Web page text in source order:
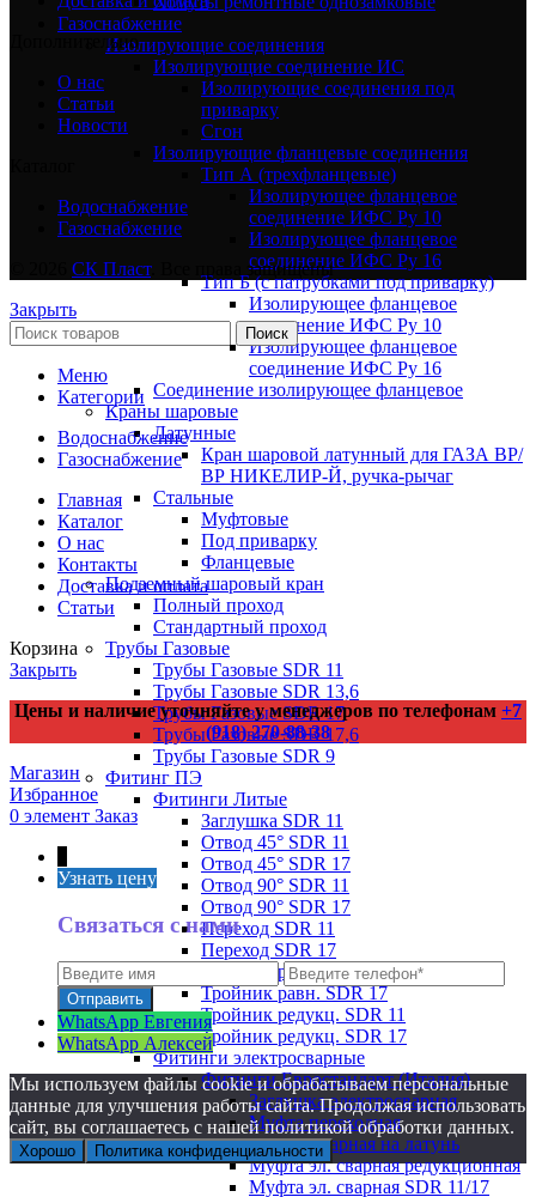
Газоснабжение
Изолирующие соединения
Изолирующие соединение ИС
Изолирующие соединения под
приварку
Сгон
Изолирующие фланцевые соединения
Тип А (трехфланцевые)
Изолирующее фланцевое
соединение ИФС Ру 10
Изолирующее фланцевое
соединение ИФС Ру 16
Тип Б (с патрубками под приварку)
Изолирующее фланцевое
соединение ИФС Ру 10
Изолирующее фланцевое
соединение ИФС Ру 16
Соединение изолирующее фланцевое
Краны шаровые
Латунные
Кран шаровой латунный для ГАЗА ВР/
ВР НИКЕЛИР-Й, ручка-рычаг
Стальные
Муфтовые
Под приварку
Фланцевые
Подземный шаровый кран
Полный проход
Стандартный проход
Трубы Газовые
Трубы Газовые SDR 11
Трубы Газовые SDR 13,6
Трубы Газовые SDR 17
Трубы Газовые SDR 17,6
Трубы Газовые SDR 9
Фитинг ПЭ
Фитинги Литые
Заглушка SDR 11
Отвод 45° SDR 11
Отвод 45° SDR 17
Отвод 90° SDR 11
Отвод 90° SDR 17
Переход SDR 11
Переход SDR 17
Тройник равн. SDR 11
Тройник равн. SDR 17
Тройник редукц. SDR 11
Тройник редукц. SDR 17
Фитинги электросварные
Фитинги Евростандарт (Италия)
Заглушка электросварная
Муфта переходная
электросварная на латунь
Муфта эл. cварная редукционная
Муфта эл. сварная SDR 11/17
Дополнительно
О нас
Статьи
Новости
Водоснабжение
Газоснабжение
СК Пласт. Все права защищены
Закрыть
Поиск
Меню
Категории
Водоснабжение
Газоснабжение
Главная
Каталог
О нас
Контакты
Доставка и оплата
Статьи
Корзина
Закрыть
Цены и наличие уточняйте у менеджеров по телефонам +7
(918) 270-88-38
Магазин
Избранное
0 элемент Заказ
Узнать цену
Связаться с нами
WhatsApp Евгения
WhatsApp Алексей
Мы используем файлы cookie и обрабатываем персональные
данные для улучшения работы сайта. Продолжая использовать
сайт, вы соглашаетесь с нашей политикой обработки данных.
Хорошо Политика конфиденциальности